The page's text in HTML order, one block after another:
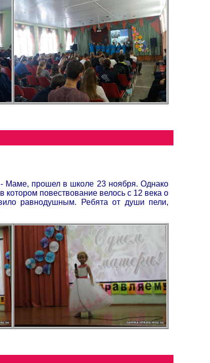
Маме, прошел в школе 23 ноября. Однако
котором повествование велось с 12 века о
равнодушным. Ребята от души пели,